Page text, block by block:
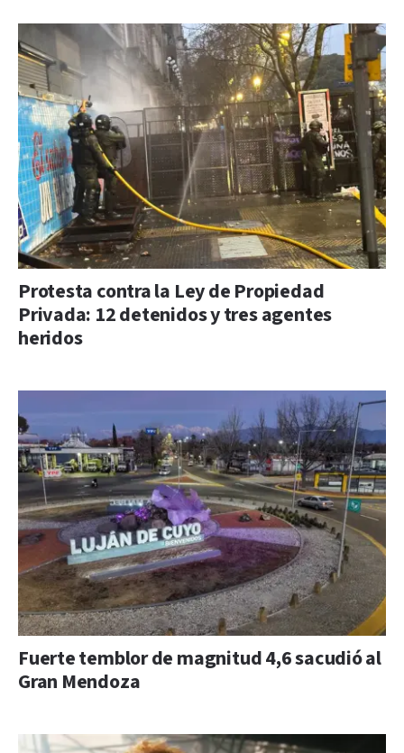
Protesta contra la Ley de Propiedad
Privada: 12 detenidos y tres agentes
heridos
Fuerte temblor de magnitud 4,6 sacudió al
Gran Mendoza